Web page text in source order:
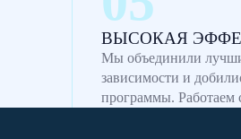
ВЫСОКАЯ
Мы объединили
зависимости и
программы. Работаем